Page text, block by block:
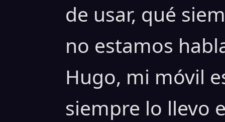
de usar, qué
no estamos
Hugo, mi móvil
siempre lo llevo